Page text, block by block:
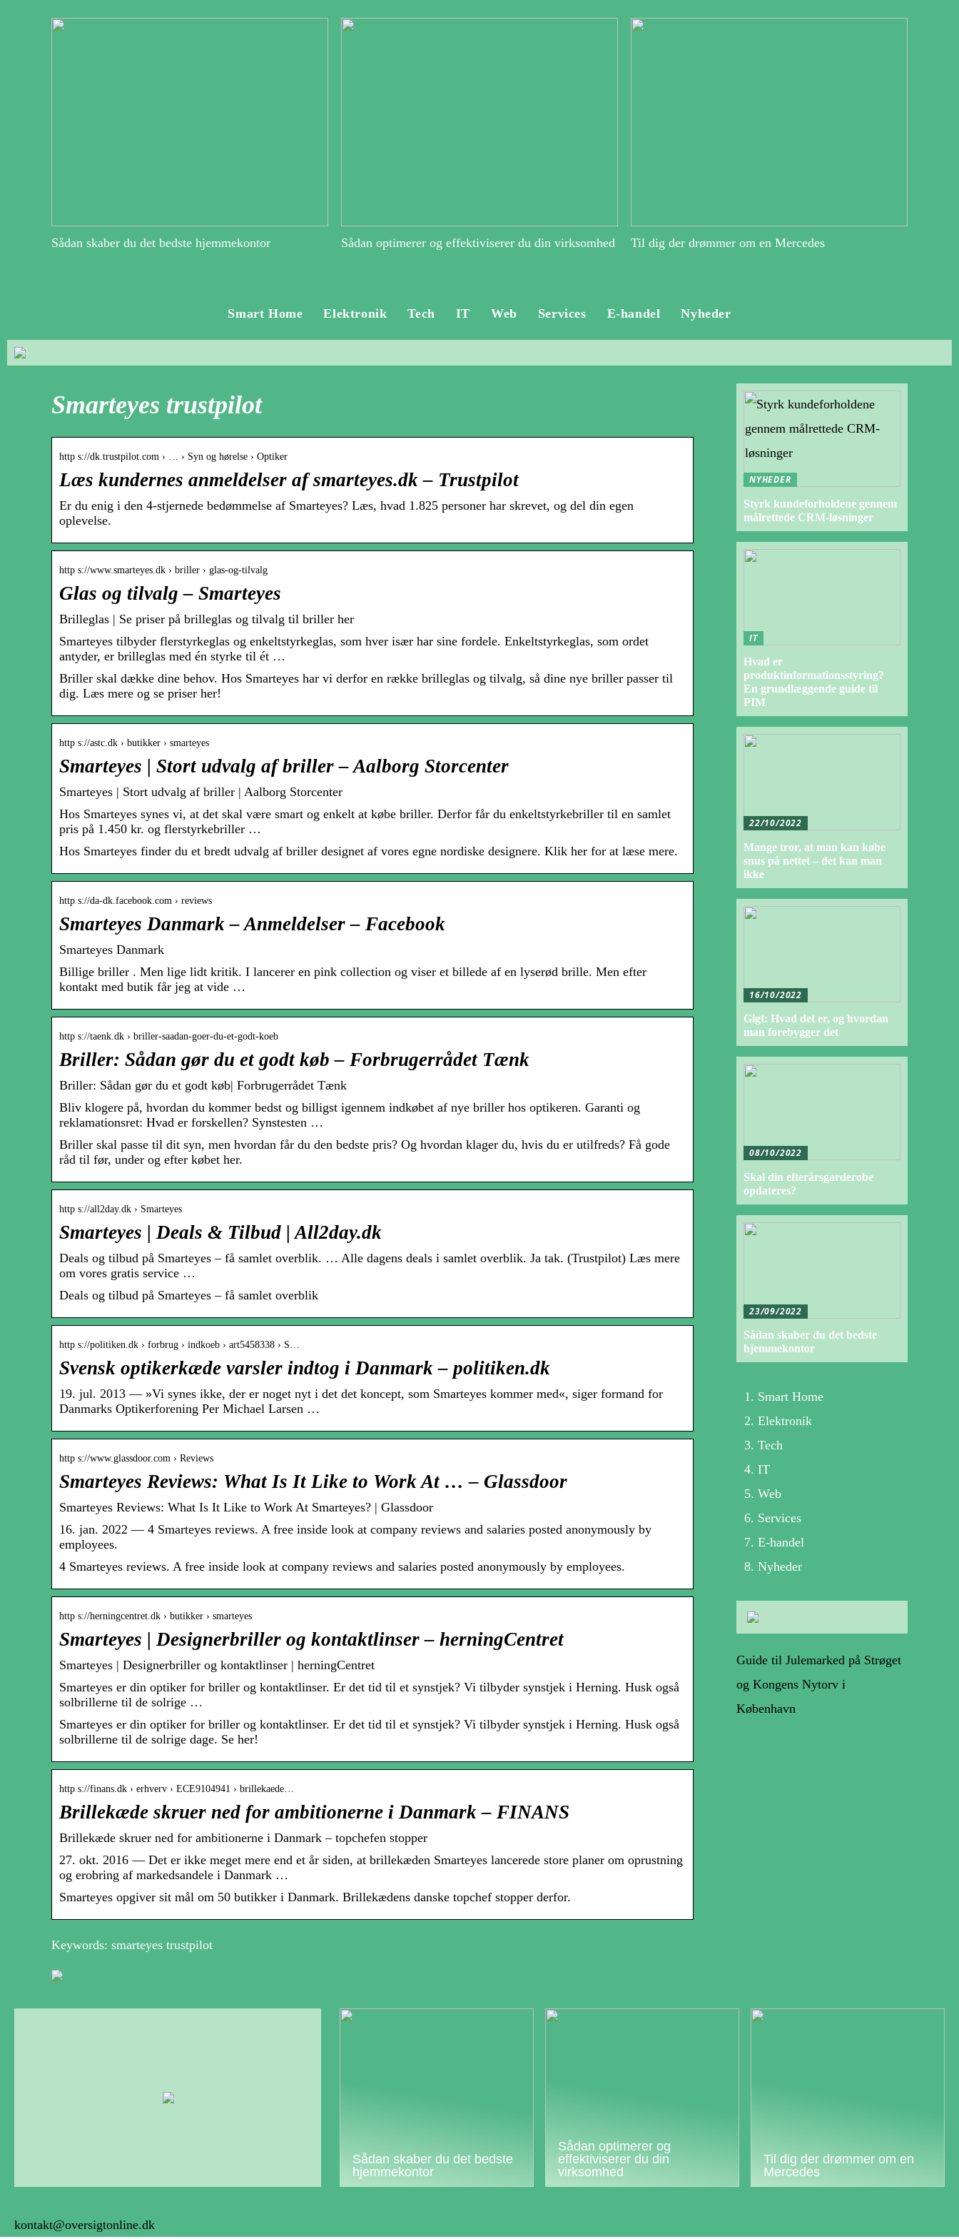
Sådan skaber du det bedste hjemmekontor Sådan optimerer og effektiviserer du din virksomhed Til dig der drømmer om en Mercedes
Smart Home Elektronik Tech IT Web Services E-handel Nyheder
Smarteyes trustpilot
http s://dk.trustpilot.com › … › Syn og hørelse › Optiker
Læs kundernes anmeldelser af smarteyes.dk – Trustpilot
Er du enig i den 4-stjernede bedømmelse af Smarteyes? Læs, hvad 1.825 personer har skrevet, og del din egen
oplevelse.
http s://www.smarteyes.dk › briller › glas-og-tilvalg
Glas og tilvalg – Smarteyes
Brilleglas | Se priser på brilleglas og tilvalg til briller her
Smarteyes tilbyder flerstyrkeglas og enkeltstyrkeglas, som hver især har sine fordele. Enkeltstyrkeglas, som ordet
antyder, er brilleglas med én styrke til ét …
Briller skal dække dine behov. Hos Smarteyes har vi derfor en række brilleglas og tilvalg, så dine nye briller passer til
dig. Læs mere og se priser her!
http s://astc.dk › butikker › smarteyes
Smarteyes | Stort udvalg af briller – Aalborg Storcenter
Smarteyes | Stort udvalg af briller | Aalborg Storcenter
Hos Smarteyes synes vi, at det skal være smart og enkelt at købe briller. Derfor får du enkeltstyrkebriller til en samlet
pris på 1.450 kr. og flerstyrkebriller …
Hos Smarteyes finder du et bredt udvalg af briller designet af vores egne nordiske designere. Klik her for at læse mere.
http s://da-dk.facebook.com › reviews
Smarteyes Danmark – Anmeldelser – Facebook
Smarteyes Danmark
Billige briller . Men lige lidt kritik. I lancerer en pink collection og viser et billede af en lyserød brille. Men efter
kontakt med butik får jeg at vide …
http s://taenk.dk › briller-saadan-goer-du-et-godt-koeb
Briller: Sådan gør du et godt køb – Forbrugerrådet Tænk
Briller: Sådan gør du et godt køb| Forbrugerrådet Tænk
Bliv klogere på, hvordan du kommer bedst og billigst igennem indkøbet af nye briller hos optikeren. Garanti og
reklamationsret: Hvad er forskellen? Synstesten …
Briller skal passe til dit syn, men hvordan får du den bedste pris? Og hvordan klager du, hvis du er utilfreds? Få gode
råd til før, under og efter købet her.
http s://all2day.dk › Smarteyes
Smarteyes | Deals & Tilbud | All2day.dk
Deals og tilbud på Smarteyes – få samlet overblik. … Alle dagens deals i samlet overblik. Ja tak. (Trustpilot) Læs mere
om vores gratis service …
Deals og tilbud på Smarteyes – få samlet overblik
http s://politiken.dk › forbrug › indkoeb › art5458338 › S…
Svensk optikerkæde varsler indtog i Danmark – politiken.dk
19. jul. 2013 — »Vi synes ikke, der er noget nyt i det det koncept, som Smarteyes kommer med«, siger formand for
Danmarks Optikerforening Per Michael Larsen …
http s://www.glassdoor.com › Reviews
Smarteyes Reviews: What Is It Like to Work At … – Glassdoor
Smarteyes Reviews: What Is It Like to Work At Smarteyes? | Glassdoor
16. jan. 2022 — 4 Smarteyes reviews. A free inside look at company reviews and salaries posted anonymously by
employees.
4 Smarteyes reviews. A free inside look at company reviews and salaries posted anonymously by employees.
http s://herningcentret.dk › butikker › smarteyes
Smarteyes | Designerbriller og kontaktlinser – herningCentret
Smarteyes | Designerbriller og kontaktlinser | herningCentret
Smarteyes er din optiker for briller og kontaktlinser. Er det tid til et synstjek? Vi tilbyder synstjek i Herning. Husk også
solbrillerne til de solrige …
Smarteyes er din optiker for briller og kontaktlinser. Er det tid til et synstjek? Vi tilbyder synstjek i Herning. Husk også
solbrillerne til de solrige dage. Se her!
http s://finans.dk › erhverv › ECE9104941 › brillekaede…
Brillekæde skruer ned for ambitionerne i Danmark – FINANS
Brillekæde skruer ned for ambitionerne i Danmark – topchefen stopper
27. okt. 2016 — Det er ikke meget mere end et år siden, at brillekæden Smarteyes lancerede store planer om oprustning
og erobring af markedsandele i Danmark …
Smarteyes opgiver sit mål om 50 butikker i Danmark. Brillekædens danske topchef stopper derfor.
Keywords: smarteyes trustpilot
NYHEDER
Styrk kundeforholdene gennem
målrettede CRM-løsninger
IT
Hvad er
produktinformationsstyring?
En grundlæggende guide til
PIM
22/10/2022
Mange tror, at man kan købe
snus på nettet – det kan man
ikke
16/10/2022
Gigt: Hvad det er, og hvordan
man forebygger det
08/10/2022
Skal din efterårsgarderobe
opdateres?
23/09/2022
Sådan skaber du det bedste
hjemmekontor
Smart Home
Elektronik
Tech
IT
Web
Services
E-handel
Nyheder
Guide til Julemarked på Strøget
og Kongens Nytorv i
København
Sådan skaber du det bedste
hjemmekontor
Sådan optimerer og
effektiviserer du din
virksomhed
Til dig der drømmer om en
Mercedes
kontakt@oversigtonline.dk